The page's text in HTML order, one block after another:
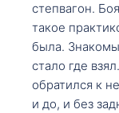
степвагон.
такое
была.
стало где
обратился к
и до, и без